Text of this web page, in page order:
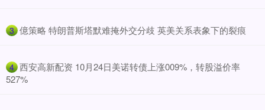
3 ​億策略 特朗普斯塔默难掩外交分歧 英美关系表象下的裂痕
4 ​西安高新配资 10月24日美诺转债上涨009%，转股溢价率
527%